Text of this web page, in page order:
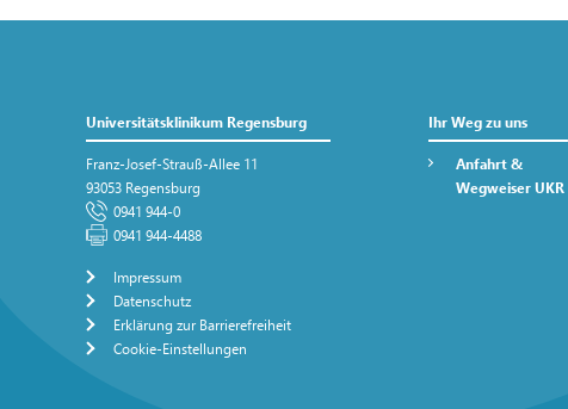
Universitätsklinikum Regensburg
Franz-Josef-Strauß-Allee 11
93053 Regensburg
0941 944-0
0941 944-4488
Impressum
Datenschutz
Erklärung zur Barrierefreiheit
Cookie-Einstellungen
Ihr Weg zu uns
Anfahrt &
Wegweiser UKR